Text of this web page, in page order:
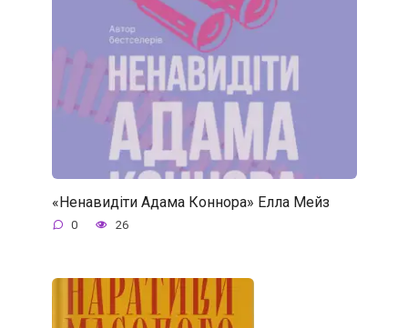
«Ненавидіти Адама Коннора» Елла Мейз
0 26